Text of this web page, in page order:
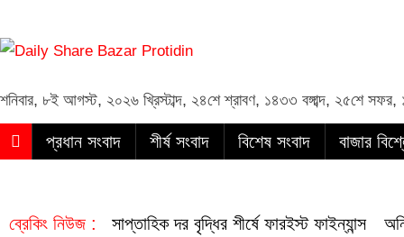
শনিবার, ৮ই আগস্ট, ২০২৬ খ্রিস্টাব্দ, ২৪শে শ্রাবণ, ১৪৩৩ বঙ্গাব্দ, ২৫শে সফর,
প্রধান সংবাদ শীর্ষ সংবাদ বিশেষ সংবাদ বাজার
ব্রেকিং নিউজ : সাপ্তাহিক দর বৃদ্ধির শীর্ষে ফারইস্ট ফাইন্যান্স